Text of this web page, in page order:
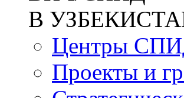
В
Центры
Проекты и